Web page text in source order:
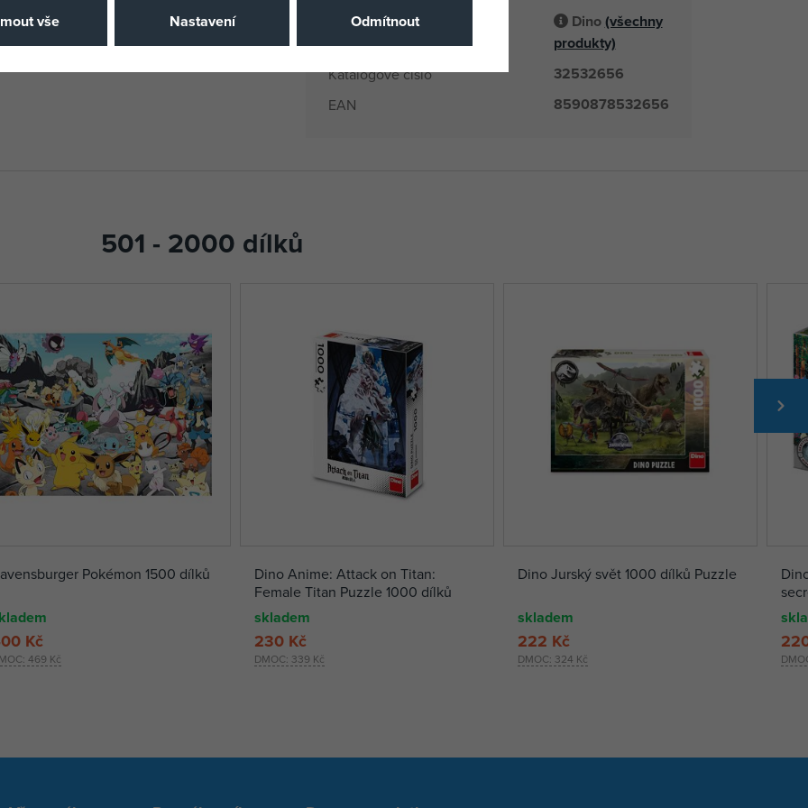
Výrobce / Dodavatel
Dino(všechny
produkty)
Katalogové číslo 32532656
EAN 8590878532656
501 - 2000 dílků
Pokémon 1500 dílků
469 Kč
Kč
Dino Anime: Attack on Titan:
Female Titan Puzzle 1000 dílků
skladem
DMOC: 339 Kč
230 Kč
Dino Jurský svět 1000 dílků Puzzle
skladem
DMOC: 324 Kč
222 Kč
vše Nastavení Odmítnout